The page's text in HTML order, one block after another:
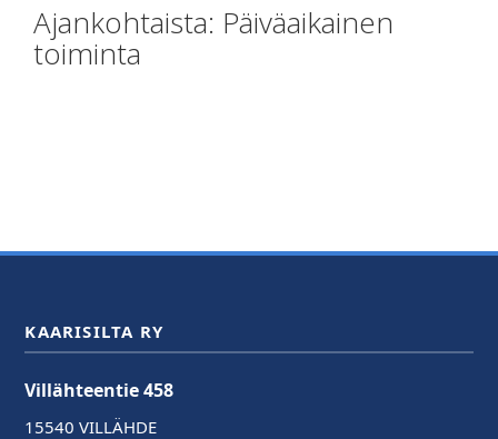
Ajankohtaista: Päiväaikainen
toiminta
KAARISILTA RY
Villähteentie 458
15540 VILLÄHDE